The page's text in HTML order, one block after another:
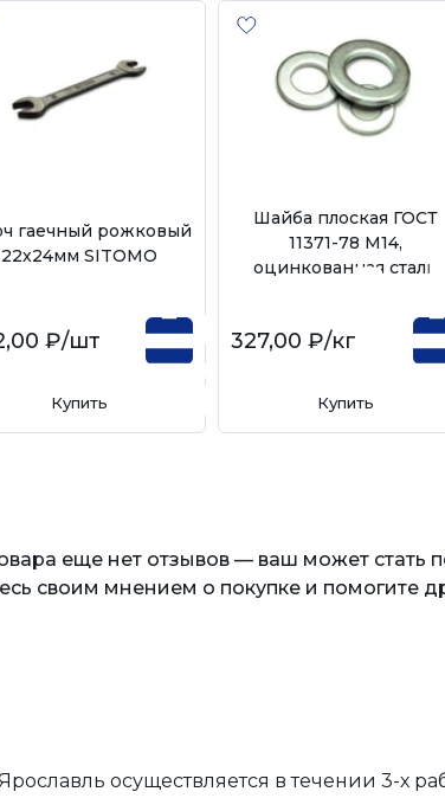
гаечный рожковый
22х24мм SITOMO
₽/шт
Купить
Шайба плоская ГОСТ
11371-78 М14,
оцинкованная сталь
327,00 ₽/кг
Купить
еще нет отзывов — ваш может стать
своим мнением о покупке и помогите
осуществляется в течении 3-х